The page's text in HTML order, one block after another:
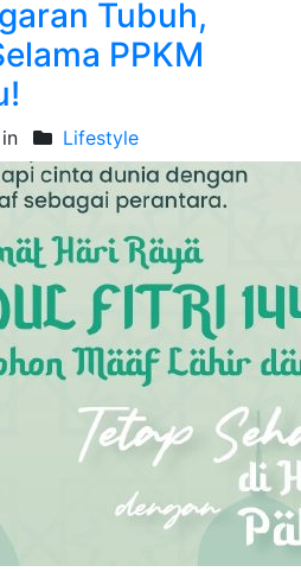
Tubuh,
PPKM
Lifestyle